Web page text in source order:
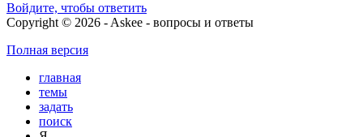
Войдите, чтобы ответить
Copyright © 2026 - Askee - вопросы и ответы
Полная версия
главная
темы
задать
поиск